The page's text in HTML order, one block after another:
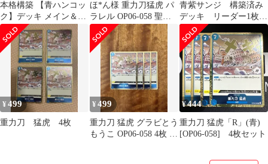
本格構築 【青ハンコッ
ク】デッキ メイン＆ド
ン＆二重スリーブ
ほ*ん様 重力刀猛虎 パ
ラレル OP06-058 聖地
マリージョパラレル
op0
青紫サンジ 構築済み
デッキ リーダー1枚＋
カード50枚
¥499
重力刀 猛虎 4枚
¥499
重力刀 猛虎 グラビとう
もうこ OP06-058 4枚 ホ
¥444
重力刀 猛虎「R」(青)
[OP06-058] 4枚セット